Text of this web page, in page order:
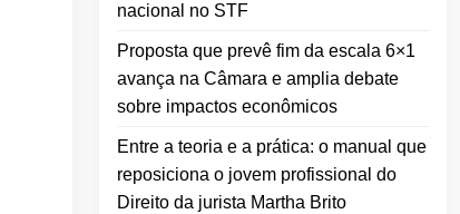
nacional no STF
Proposta que prevê fim da escala 6×1
avança na Câmara e amplia debate
sobre impactos econômicos
Entre a teoria e a prática: o manual que
reposiciona o jovem profissional do
Direito da jurista Martha Brito